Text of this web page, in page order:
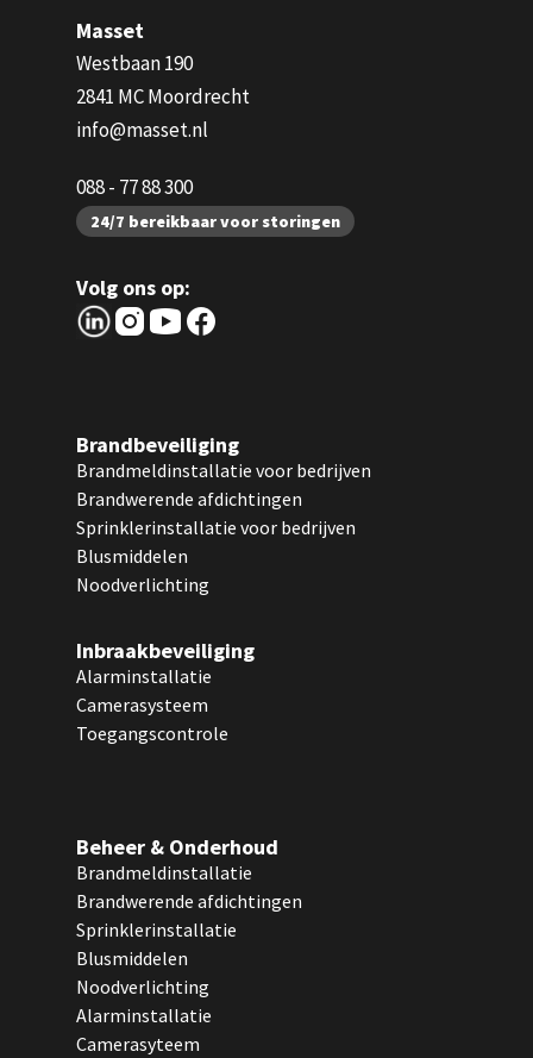
Masset
Westbaan 190
2841 MC Moordrecht
info@masset.nl
088 - 77 88 300
24/7 bereikbaar voor storingen
Volg ons op:
Brandbeveiliging
Brandmeldinstallatie voor bedrijven
Brandwerende afdichtingen
Sprinklerinstallatie voor bedrijven
Blusmiddelen
Noodverlichting
Inbraakbeveiliging
Alarminstallatie
Camerasysteem
Toegangscontrole
Beheer & Onderhoud
Brandmeldinstallatie
Brandwerende afdichtingen
Sprinklerinstallatie
Blusmiddelen
Noodverlichting
Alarminstallatie
Camerasyteem